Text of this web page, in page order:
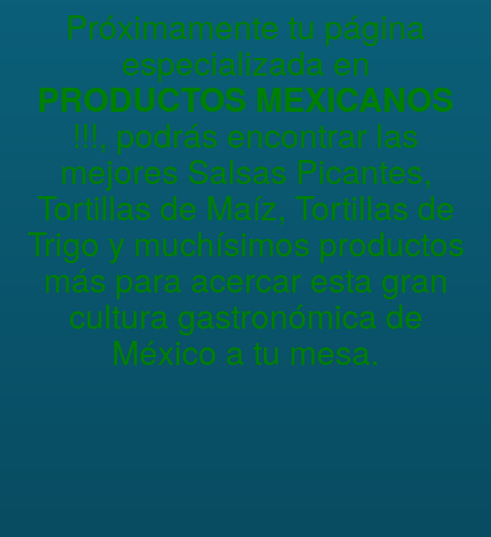
Próximamente tu página
especializada en
PRODUCTOS MEXICANOS
!!!, podrás encontrar las
mejores Salsas Picantes,
Tortillas de Maíz, Tortillas de
Trigo y muchísimos productos
más para acercar esta gran
cultura gastronómica de
México a tu mesa.